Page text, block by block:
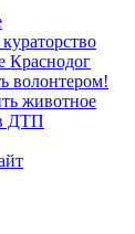
Краснодог
волонтером!
животное
ДТП